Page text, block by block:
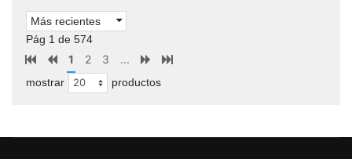
Más recientes
Pág 1 de 574
1 2 3 ...
mostrar productos